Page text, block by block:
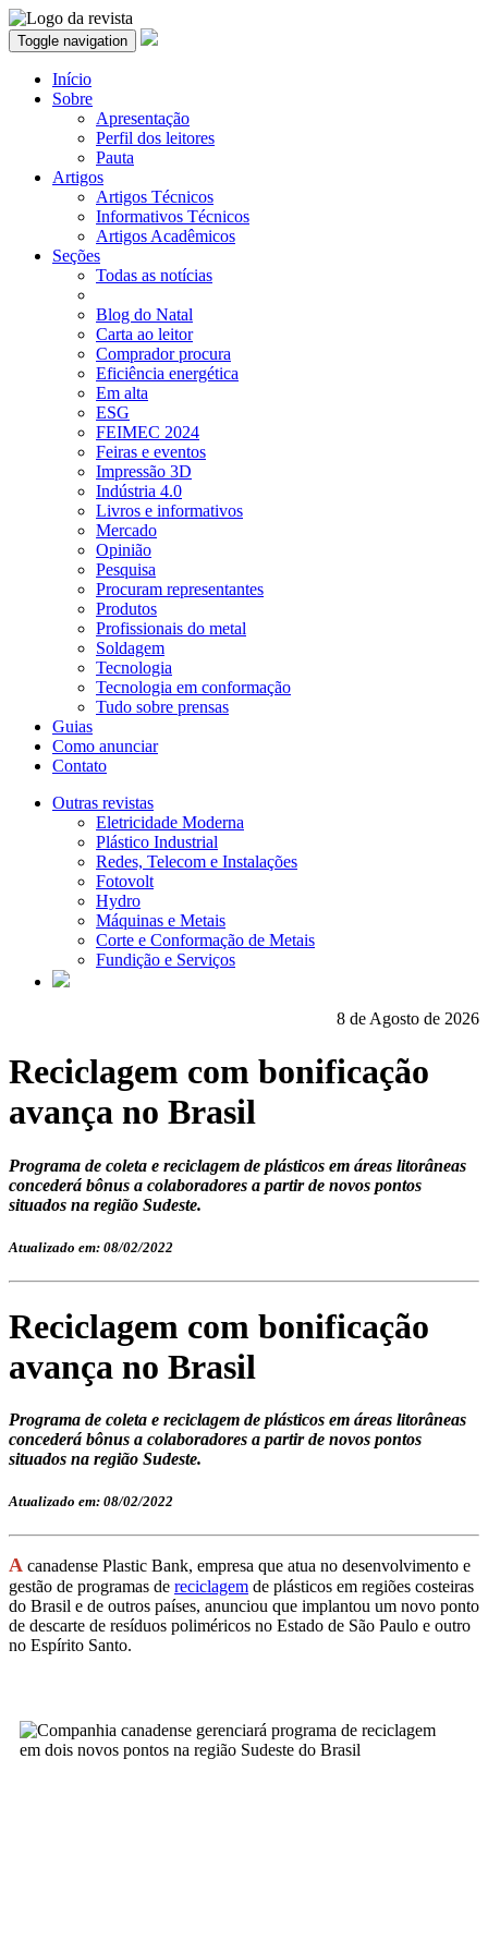
Toggle navigation
Início
Sobre
Apresentação
Perfil dos leitores
Pauta
Artigos
Artigos Técnicos
Informativos Técnicos
Artigos Acadêmicos
Seções
Todas as notícias
Blog do Natal
Carta ao leitor
Comprador procura
Eficiência energética
Em alta
ESG
FEIMEC 2024
Feiras e eventos
Impressão 3D
Indústria 4.0
Livros e informativos
Mercado
Opinião
Pesquisa
Procuram representantes
Produtos
Profissionais do metal
Soldagem
Tecnologia
Tecnologia em conformação
Tudo sobre prensas
Guias
Como anunciar
Contato
Outras revistas
Eletricidade Moderna
Plástico Industrial
Redes, Telecom e Instalações
Fotovolt
Hydro
Máquinas e Metais
Corte e Conformação de Metais
Fundição e Serviços
8 de Agosto de 2026
Reciclagem com bonificação
avança no Brasil
Programa de coleta e reciclagem de plásticos em áreas litorâneas
concederá bônus a colaboradores a partir de novos pontos
situados na região Sudeste.
Atualizado em: 08/02/2022
Reciclagem com bonificação
avança no Brasil
Programa de coleta e reciclagem de plásticos em áreas litorâneas
concederá bônus a colaboradores a partir de novos pontos
situados na região Sudeste.
Atualizado em: 08/02/2022
A canadense Plastic Bank, empresa que atua no desenvolvimento e
gestão de programas de reciclagem de plásticos em regiões costeiras
do Brasil e de outros países, anunciou que implantou um novo ponto
de descarte de resíduos poliméricos no Estado de São Paulo e outro
no Espírito Santo.